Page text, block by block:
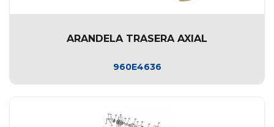
ARANDELA TRASERA AXIAL
960E4636